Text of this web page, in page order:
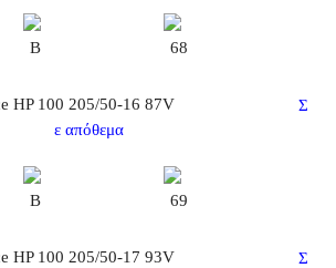
B 68
HP 100 205/50-16 87V
Σ
ε απόθεμα
B 69
HP 100 205/50-17 93V
Σ